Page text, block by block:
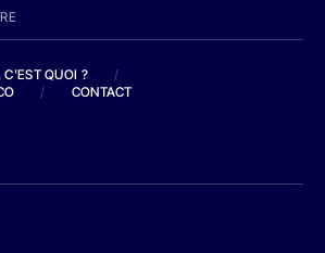
C'EST QUOI ?
/
/ CONTACT